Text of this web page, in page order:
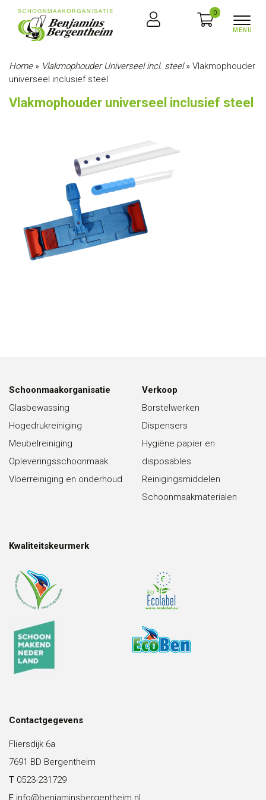
0
Home» Vlakmophouder Universeel incl. steel» Vlakmophouder
universeel inclusief steel
Vlakmophouder universeel inclusief steel
Schoonmaakorganisatie
Glasbewassing
Hogedrukreiniging
Meubelreiniging
Opleveringsschoonmaak
Vloerreiniging en onderhoud
Verkoop
Borstelwerken
Dispensers
Hygiëne papier en
disposables
Reinigingsmiddelen
Schoonmaakmaterialen
Kwaliteitskeurmerk
Contactgegevens
Fliersdijk 6a
7691 BD Bergentheim
T 0523-231729
E info@benjaminsbergentheim.nl